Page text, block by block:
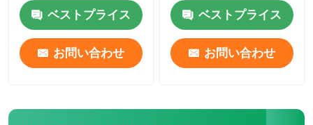
ベストプライス
お問い合わせ
ベストプライス
お問い合わせ